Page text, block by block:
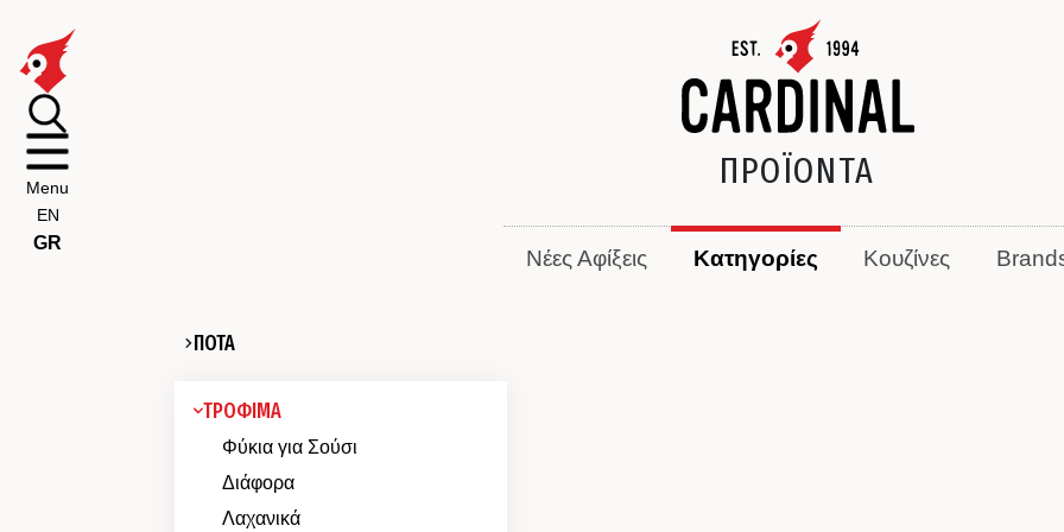
EN
GR
Menu ΠΡΟΪΟΝΤΑ
Νέες Αφίξεις Κατηγορίες Κουζίνες
ΠΟΤΑ
ΤΡΟΦΙΜΑ
Φύκια για Σούσι
Διάφορα
Λαχανικά